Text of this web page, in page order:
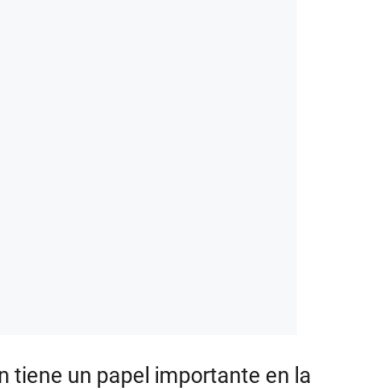
tiene un papel importante en la